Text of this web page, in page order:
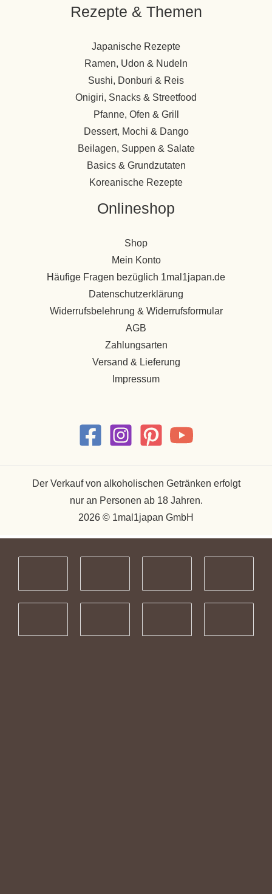
Rezepte & Themen
Japanische Rezepte
Ramen, Udon & Nudeln
Sushi, Donburi & Reis
Onigiri, Snacks & Streetfood
Pfanne, Ofen & Grill
Dessert, Mochi & Dango
Beilagen, Suppen & Salate
Basics & Grundzutaten
Koreanische Rezepte
Onlineshop
Shop
Mein Konto
Häufige Fragen bezüglich 1mal1japan.de
Datenschutzerklärung
Widerrufsbelehrung & Widerrufsformular
AGB
Zahlungsarten
Versand & Lieferung
Impressum
Der Verkauf von alkoholischen Getränken erfolgt
nur an Personen ab 18 Jahren.
2026 © 1mal1japan GmbH